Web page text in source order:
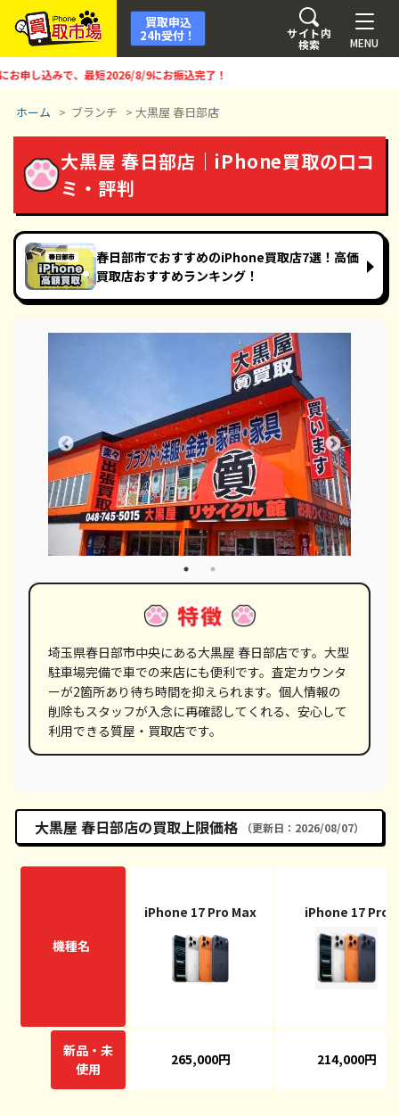
MENU
サイト内
検索
買取申込
24h受付！
込みで、最短2026/8/9にお振込完了！
ホーム > ブランチ > 大黒屋 春日部店
大黒屋 春日部店｜iPhone買取の口コ
ミ・評判
春日部市でおすすめのiPhone買取店7選！高価
買取店おすすめランキング！
埼玉県春日部市中央にある大黒屋 春日部店です。大型
駐車場完備で車での来店にも便利です。査定カウンタ
ーが2箇所あり待ち時間を抑えられます。個人情報の
削除もスタッフが入念に再確認してくれる、安心して
利用できる質屋・買取店です。
大黒屋 春日部店の買取上限価格 （更新日：2026/08/07）
機種名
iPhone 17 Pro Max iPhone 17 Pro
新品・未
使用
265,000円 214,000円